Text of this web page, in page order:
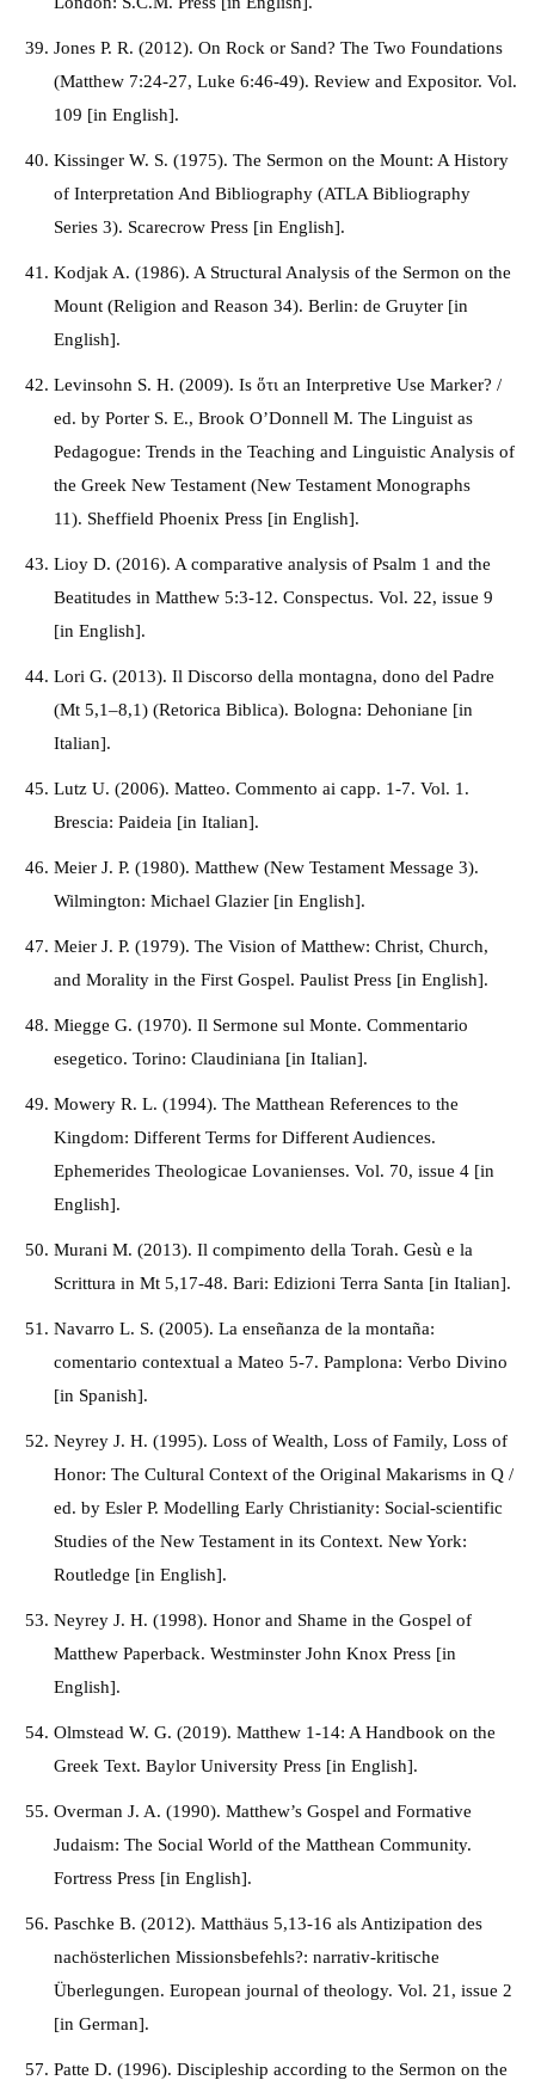
Jones P. R. (2012). On Rock or Sand? The Two Foundations
(Matthew 7:24-27, Luke 6:46-49). Review and Expositor. Vol.
109 [in English].
Kissinger W. S. (1975). The Sermon on the Mount: A History
of Interpretation And Bibliography (ATLA Bibliography
Series 3). Scarecrow Press [in English].
Kodjak A. (1986). A Structural Analysis of the Sermon on the
Mount (Religion and Reason 34). Berlin: de Gruyter [in
English].
Levinsohn S. H. (2009). Is ὅτι an Interpretive Use Marker? /
ed. by Porter S. E., Brook O’Donnell M. The Linguist as
Pedagogue: Trends in the Teaching and Linguistic Analysis of
the Greek New Testament (New Testament Monographs
11). Sheffield Phoenix Press [in English].
Lioy D. (2016). A comparative analysis of Psalm 1 and the
Beatitudes in Matthew 5:3-12. Conspectus. Vol. 22, issue 9
[in English].
Lori G. (2013). Il Discorso della montagna, dono del Padre
(Mt 5,1–8,1) (Retorica Biblica). Bologna: Dehoniane [in
Italian].
Lutz U. (2006). Matteo. Commento ai capp. 1-7. Vol. 1.
Brescia: Paideia [in Italian].
Meier J. P. (1980). Matthew (New Testament Message 3).
Wilmington: Michael Glazier [in English].
Meier J. P. (1979). The Vision of Matthew: Christ, Church,
and Morality in the First Gospel. Paulist Press [in English].
Miegge G. (1970). Il Sermone sul Monte. Commentario
esegetico. Torino: Claudiniana [in Italian].
Mowery R. L. (1994). The Matthean References to the
Kingdom: Different Terms for Different Audiences.
Ephemerides Theologicae Lovanienses. Vol. 70, issue 4 [in
English].
Murani M. (2013). Il compimento della Torah. Gesù e la
Scrittura in Mt 5,17-48. Bari: Edizioni Terra Santa [in Italian].
Navarro L. S. (2005). La enseñanza de la montaña:
comentario contextual a Mateo 5-7. Pamplona: Verbo Divino
[in Spanish].
Neyrey J. H. (1995). Loss of Wealth, Loss of Family, Loss of
Honor: The Cultural Context of the Original Makarisms in Q /
ed. by Esler P. Modelling Early Christianity: Social-scientific
Studies of the New Testament in its Context. New York:
Routledge [in English].
Neyrey J. H. (1998). Honor and Shame in the Gospel of
Matthew Paperback. Westminster John Knox Press [in
English].
Olmstead W. G. (2019). Matthew 1-14: A Handbook on the
Greek Text. Baylor University Press [in English].
Overman J. A. (1990). Matthew’s Gospel and Formative
Judaism: The Social World of the Matthean Community.
Fortress Press [in English].
Paschke B. (2012). Matthäus 5,13-16 als Antizipation des
nachösterlichen Missionsbefehls?: narrativ-kritische
Überlegungen. European journal of theology. Vol. 21, issue 2
[in German].
Patte D. (1996). Discipleship according to the Sermon on the